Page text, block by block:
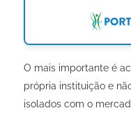
O mais importante é
própria instituição e
isolados com o